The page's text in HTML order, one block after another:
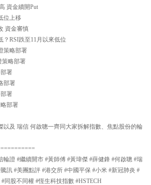
資金續開Put
位上移
資金審慎
？RSI跌至11月以來低位
策略部署
策略部署
署
部署
署
部署
以及 瑞信 何啟聰一齊同大家拆解指數、焦點股份的輪
輪證 #繼續開市 #黃師傅 #黃瑋傑 #薛健鋒 #何啟聰 #瑞
訊 #美團點評 #港交所 #中國平保 #小米 #新冠肺炎 #
同股不同權 #恆生科技指數 #HSTECH